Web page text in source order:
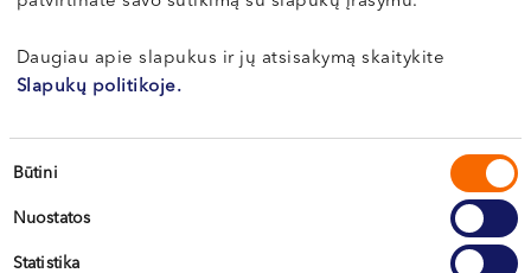
Daugiau apie slapukus ir jų atsisakymą skaitykite
Slapukų politikoje.
Sutikimo
Būtini
Nuostatos
Statistika
Deividas
NARMONTAS
Bendrosios chirurgijos gydytojas, proktologas
LT , EN , RU